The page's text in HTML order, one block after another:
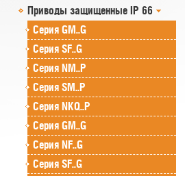
Приводы защищенные IP 66
Серия GM..G
Серия SF..G
Серия NM..P
Серия SM..P
Серия NKQ..P
Серия GM..G
Серия NF..G
Серия SF..G